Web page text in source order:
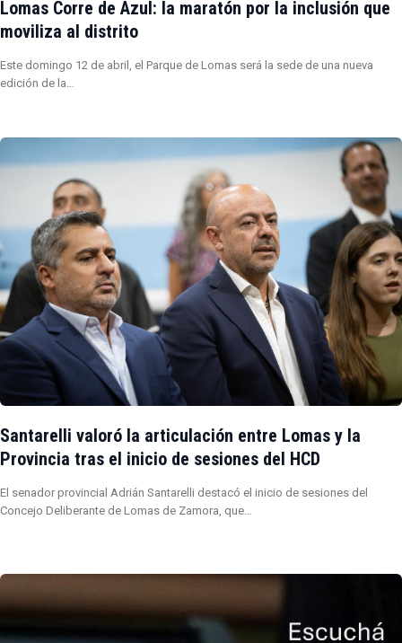
Lomas Corre de Azul: la maratón por la inclusión que
moviliza al distrito
Este domingo 12 de abril, el Parque de Lomas será la sede de una nueva
edición de la…
Santarelli valoró la articulación entre Lomas y la
Provincia tras el inicio de sesiones del HCD
El senador provincial Adrián Santarelli destacó el inicio de sesiones del
Concejo Deliberante de Lomas de Zamora, que…